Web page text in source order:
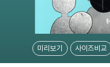
미리보기 사이즈비교